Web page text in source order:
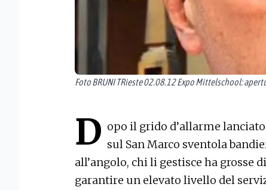
Foto BRUNI TRieste 02.08.12 Expo Mittelschool:
D opo il grido d’allarme
sul San Marco sventola
all’angolo, chi li gestisce ha grosse
garantire un elevato livello del